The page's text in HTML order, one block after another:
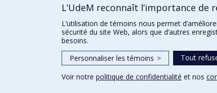
Orthophonie et audiologie
L’UdeM reconnaît l’importance de
L’utilisation de témoins nous permet
sécurité du site Web, alors que d’autres
besoins.
Personnaliser les témoins > Tout
Voir notre politique de confidentialité et nos